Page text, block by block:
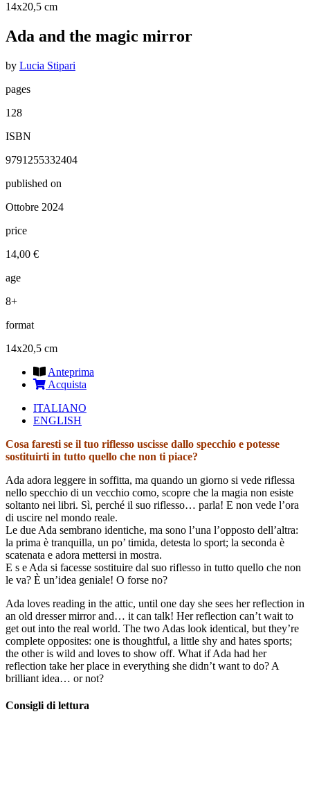
14x20,5 cm
Ada and the magic mirror
by Lucia Stipari
pages
128
ISBN
9791255332404
published on
Ottobre 2024
price
14,00 €
age
8+
format
14x20,5 cm
Anteprima
Acquista
ITALIANO
ENGLISH
Cosa faresti se il tuo riflesso uscisse dallo specchio e potesse
sostituirti in tutto quello che non ti piace?
Ada adora leggere in soffitta, ma quando un giorno si vede riflessa
nello specchio di un vecchio como, scopre che la magia non esiste
soltanto nei libri. Sì, perché il suo riflesso… parla! E non vede l’ora
di uscire nel mondo reale.
Le due Ada sembrano identiche, ma sono l’una l’opposto dell’altra:
la prima è tranquilla, un po’ timida, detesta lo sport; la seconda è
scatenata e adora mettersi in mostra.
E s e Ada si facesse sostituire dal suo riflesso in tutto quello che non
le va? È un’idea geniale! O forse no?
Ada loves reading in the attic, until one day she sees her reflection in
an old dresser mirror and… it can talk! Her reflection can’t wait to
get out into the real world. The two Adas look identical, but they’re
complete opposites: one is thoughtful, a little shy and hates sports;
the other is wild and loves to show off. What if Ada had her
reflection take her place in everything she didn’t want to do? A
brilliant idea… or not?
Consigli di lettura